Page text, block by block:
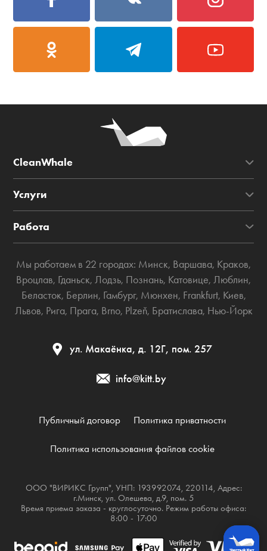
CleanWhale
Услуги
Работа
Мы работаем в 22 городах: Минск, Варшава, Краков,
Вроцлав, Гданьск, Лодзь, Познань, Катовице, Люблин,
Беласток, Берлин, Гамбург, Мюнхен, Frankfurt, Киев,
Львов, Рига, Прага, Brno, Plzeň, Братислава, Нью-Йорк
ул. Макаёнка, д. 12Г, пом. 257
info@kitt.by
Публичный договор Политика приватности
Политика использования файлов cookie
ООО "ВИРИКС Групп", УНП: 193992074, 220114, Адрес:
г.Минск, ул. Олешева, д.9, пом. 5
Время приема заказа - круглосуточно. Режим работы офиса:
8:00 - 17:00